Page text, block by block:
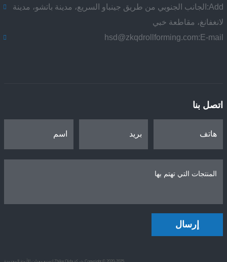
Add:
الجانب الجنوبي من طريق جينباو السريع، مدينة باتشو، مدينة
لانغفانغ، مقاطعة خبي
E-mail:
hsd@zkqdrollforming.com
اتصل بنا
إرسال
Copyright © 2020-2025 شركة Zhike Qida لتصنيع معدات الأتمتة المحدودة